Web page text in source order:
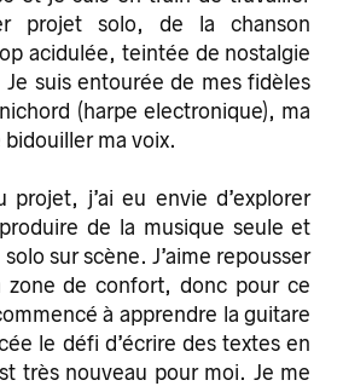
projet solo, de la chanson
acidulée, teintée de nostalgie
suis entourée de mes fidèles
(harpe electronique), ma
ma voix.
projet, j’ai eu envie d’explorer
de la musique seule et
sur scène. J’aime repousser
zone de confort, donc pour ce
à apprendre la guitare
le défi d’écrire des textes en
très nouveau pour moi. Je me